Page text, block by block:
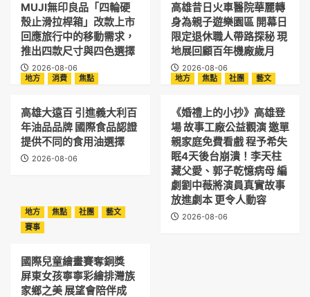
MUJI無印良品「四輪硬
殼止滑拉桿箱」改款上市
回應旅行中的移動需求，
推出四款尺寸與四色選擇
2026-08-06
高雄昔日火車醫院華麗轉
身為親子遊樂園區 開幕日
限定退休職人帶路探秘 現
地展回顧百年機廠歲月
2026-08-06
地方
消費 焦點
高雄大遠百 引進義大利百
年油品品牌 國際食品認證
提供不同的食用油選擇
2026-08-06
地方 焦點 社團 藝文
《婚禮上的小抄》高雄登
場 故事工廠公益觀演 邀單
親家庭免費看戲 程予希失
眠4天後台崩潰！李天柱
藏父愛、郭子乾憶病母 編
劇劉中薇將演員真實故事
放進劇本 更令人動容
2026-08-06
地方 焦點 社團
藝文
賽事
國際兒童繪畫賽奪銅獎
屏東女孩寧寧彩繪排灣族
家鄉之美 展望會陪伴成